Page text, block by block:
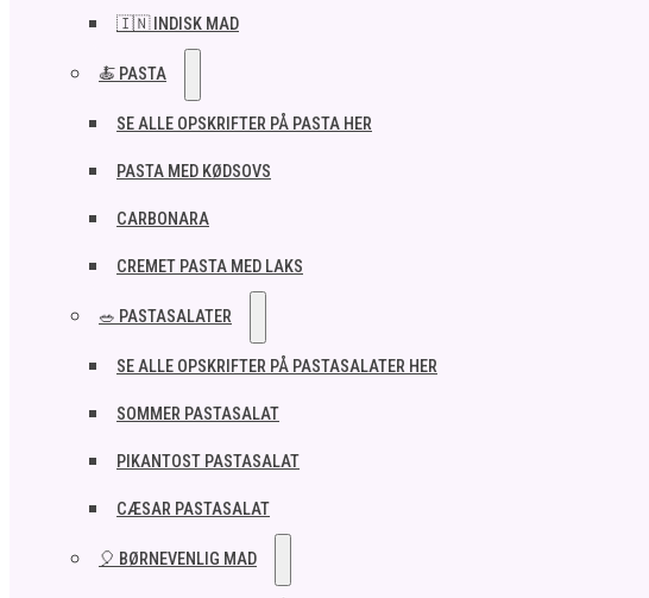
🇮🇳 INDISK MAD​
🍝 PASTA
SE ALLE OPSKRIFTER PÅ PASTA HER
PASTA MED KØDSOVS
CARBONARA
CREMET PASTA MED LAKS
🥗 PASTASALATER
SE ALLE OPSKRIFTER PÅ PASTASALATER HER
SOMMER PASTASALAT
PIKANTOST PASTASALAT
CÆSAR PASTASALAT
🎈 BØRNEVENLIG MAD